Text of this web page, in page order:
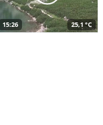
15:26 25,1 °C